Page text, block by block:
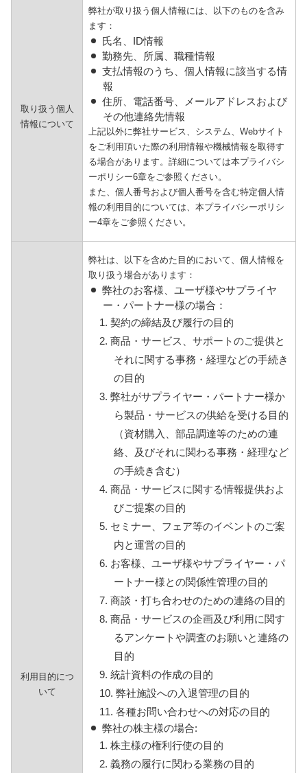
取り扱う個人
情報について
弊社が取り扱う個人情報には、以下のものを含み
ます：
氏名、ID情報
勤務先、所属、職種情報
支払情報のうち、個人情報に該当する情
報
住所、電話番号、メールアドレスおよび
その他連絡先情報
上記以外に弊社サービス、システム、Webサイト
をご利用頂いた際の利用情報や機械情報を取得す
る場合があります。詳細については本プライバシ
ーポリシー6章をご参照ください。
また、個人番号および個人番号を含む特定個人情
報の利用目的については、本プライバシーポリシ
ー4章をご参照ください。
利用目的につ
いて
弊社は、以下を含めた目的において、個人情報を
取り扱う場合があります：
弊社のお客様、ユーザ様やサプライヤ
ー・パートナー様の場合：
1. 契約の締結及び履行の目的
2. 商品・サービス、サポートのご提供と
それに関する事務・経理などの手続き
の目的
3. 弊社がサプライヤー・パートナー様か
ら製品・サービスの供給を受ける目的
（資材購入、部品調達等のための連
絡、及びそれに関わる事務・経理など
の手続き含む）
4. 商品・サービスに関する情報提供およ
びご提案の目的
5. セミナー、フェア等のイベントのご案
内と運営の目的
6. お客様、ユーザ様やサプライヤー・パ
ートナー様との関係性管理の目的
7. 商談・打ち合わせのための連絡の目的
8. 商品・サービスの企画及び利用に関す
るアンケートや調査のお願いと連絡の
目的
9. 統計資料の作成の目的
10. 弊社施設への入退管理の目的
11. 各種お問い合わせへの対応の目的
弊社の株主様の場合:
1. 株主様の権利行使の目的
2. 義務の履行に関わる業務の目的